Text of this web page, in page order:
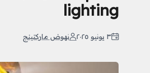
lighting
٣ يونيو ٢٠٢٥ نهوض ماركتينج